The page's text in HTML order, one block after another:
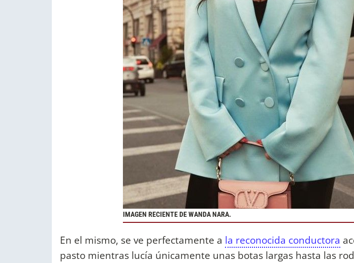
IMAGEN RECIENTE DE WANDA NARA.
En el mismo, se ve perfectamente a la reconocida conductora
pasto mientras lucía únicamente unas botas largas hasta las